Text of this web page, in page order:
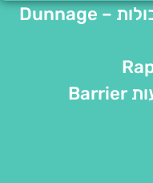
שקי אוויר לדיפון מכולות – Dunnage
הגנה מלחות – יריעות Barrier